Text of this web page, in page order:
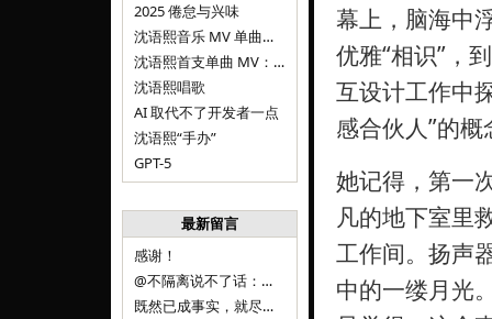
2025 倦怠与兴味
沈语熙音乐 MV 单曲第二弹：优雅时间
沈语熙首支单曲 MV：告别的倒影
沈语熙唱歌
AI 取代不了开发者一点
沈语熙“手办”
GPT-5
最新留言
感谢！
@不隔离说不了话：浙江的
既然已成事实，就尽量接受了。 事情未能如愿已是不幸，没必要为此反复纠结来进行不必要的自我惩罚。 之前问过家里的小朋友是否想学编
幕上，脑海中
优雅“相识”，
互设计工作中
感合伙人”的
她记得，第一
凡的地下室里
工作间。扬声
中的一缕月光